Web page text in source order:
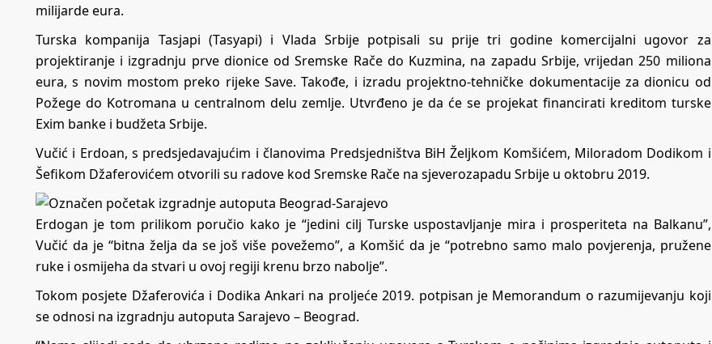
milijarde eura.
Turska kompanija Tasjapi (Tasyapi) i Vlada Srbije potpisali su prije tri godine komercijalni ugovor za
projektiranje i izgradnju prve dionice od Sremske Rače do Kuzmina, na zapadu Srbije, vrijedan 250 miliona
eura, s novim mostom preko rijeke Save. Takođe, i izradu projektno-tehničke dokumentacije za dionicu od
Požege do Kotromana u centralnom delu zemlje. Utvrđeno je da će se projekat financirati kreditom turske
Exim banke i budžeta Srbije.
Vučić i Erdoan, s predsjedavajućim i članovima Predsjedništva BiH Željkom Komšićem, Miloradom Dodikom i
Šefikom Džaferovićem otvorili su radove kod Sremske Rače na sjeverozapadu Srbije u oktobru 2019.
Erdogan je tom prilikom poručio kako je “jedini cilj Turske uspostavljanje mira i prosperiteta na Balkanu”,
Vučić da je “bitna želja da se još više povežemo”, a Komšić da je “potrebno samo malo povjerenja, pružene
ruke i osmijeha da stvari u ovoj regiji krenu brzo nabolje”.
Tokom posjete Džaferovića i Dodika Ankari na proljeće 2019. potpisan je Memorandum o razumijevanju koji
se odnosi na izgradnju autoputa Sarajevo – Beograd.